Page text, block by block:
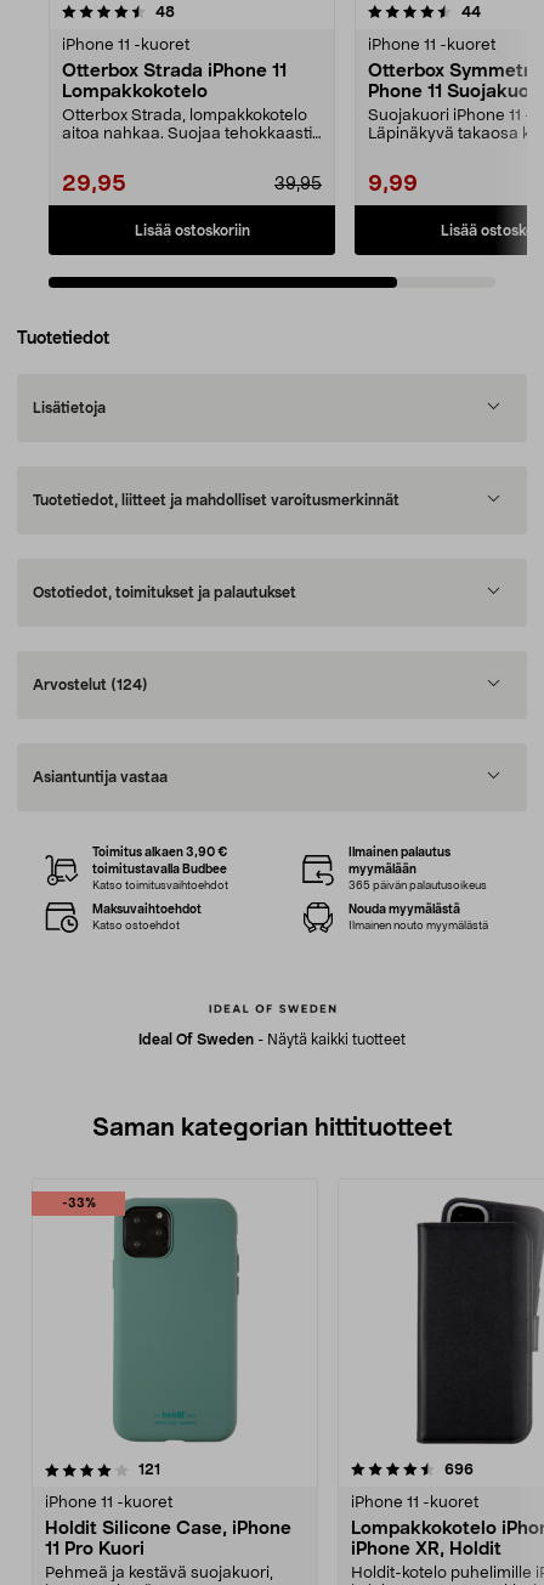
48arvostelut
iPhone 11 -kuoret
Otterbox Strada iPhone 11
Lompakkokotelo
Otterbox Strada, lompakkokotelo
aitoa nahkaa. Suojaa tehokkaasti
39,95
29,95
Lisää ostoskoriin
4.5viidestä
44
iPhone 11 -kuoret
Otterbox
Phone 11 Suojakuori
Suojakuori iPhone 11 -
Läpinäkyvä takaosa
9,99
Lisää
Tuotetiedot
Lisätietoja
Tuotetiedot, liitteet ja mahdolliset varoitusmerkinnät
Ostotiedot, toimitukset ja palautukset
Arvostelut (124)
Asiantuntija vastaa
Ideal Of Sweden - Näytä kaikki tuotteet
Toimitus alkaen 3,90 €
toimitustavalla Budbee
Katso toimitusvaihtoehdot
Ilmainen palautus
myymälään
365 päivän palautusoikeus
Maksuvaihtoehdot
Katso ostoehdot
Nouda myymälästä
Ilmainen nouto myymälästä
Saman kategorian hittituotteet
-33%
121
iPhone 11 -kuoret
Holdit Silicone Case, iPhone
11 Pro Kuori
Pehmeä ja kestävä suojakuori,
4.5 viidestä
696arvostelut
iPhone 11 -kuoret
Lompakkokotelo
iPhone XR, Holdit
Holdit-kotelo puhelimille
4.5 viidestä